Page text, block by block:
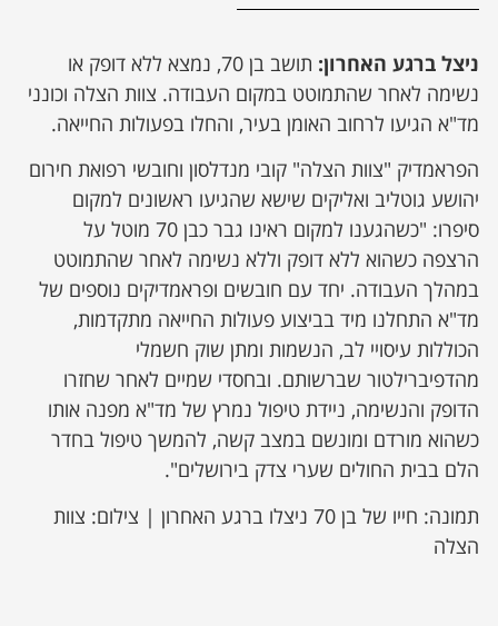
ניצל ברגע האחרון:
תושב בן 70, נמצא ללא דופק או
נשימה לאחר שהתמוטט במקום העבודה. צוות הצלה וכונני
מד"א הגיעו לרחוב האומן בעיר, והחלו בפעולות החייאה.
הפראמדיק "צוות הצלה" קובי מנדלסון וחובשי רפואת חירום
יהושע גוטליב ואליקים שישא שהגיעו ראשונים למקום
סיפרו: "כשהגענו למקום ראינו גבר כבן 70 מוטל על
הרצפה כשהוא ללא דופק וללא נשימה לאחר שהתמוטט
במהלך העבודה. יחד עם חובשים ופראמדיקים נוספים של
מד"א התחלנו מיד בביצוע פעולות החייאה מתקדמות,
הכוללות עיסויי לב, הנשמות ומתן שוק חשמלי
מהדפיברילטור שברשותם. ובחסדי שמיים לאחר שחזרו
הדופק והנשימה, ניידת טיפול נמרץ של מד"א מפנה אותו
כשהוא מורדם ומונשם במצב קשה, להמשך טיפול בחדר
הלם בבית החולים שערי צדק בירושלים".
תמונה: חייו של בן 70 ניצלו ברגע האחרון | צילום: צוות
הצלה